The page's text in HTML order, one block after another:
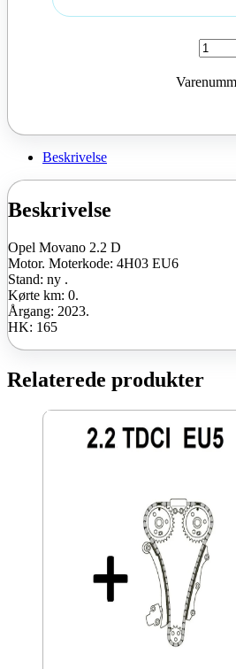
Opel
2.2
Beskrivelse
Beskrivelse
Opel Movano 2.2 D
Motor. Moterkode: 4H03 EU6
Stand: ny .
Kørte km: 0.
Årgang: 2023.
HK: 165
Relaterede produkter